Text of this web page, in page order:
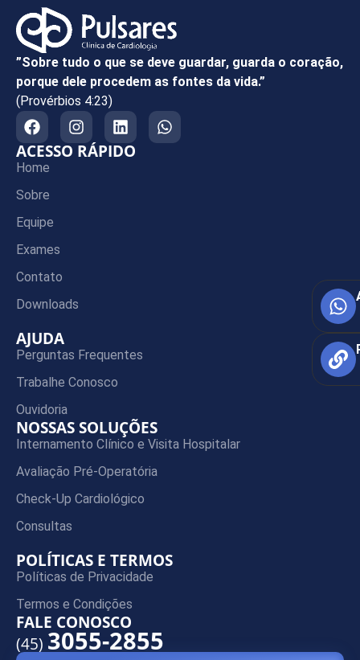
”Sobre tudo o que se deve guardar, guarda o coração,
porque dele procedem as fontes da vida.”
(Provérbios 4:23)
ACESSO RÁPIDO
Home
Sobre
Equipe
Exames
Contato
Downloads
AJUDA
Perguntas Frequentes
Trabalhe Conosco
Ouvidoria
NOSSAS SOLUÇÕES
Internamento Clínico e Visita Hospitalar
Avaliação Pré-Operatória
Check-Up Cardiológico
Consultas
POLÍTICAS E TERMOS
Políticas de Privacidade
Termos e Condições
FALE CONOSCO
(45) 3055-2855